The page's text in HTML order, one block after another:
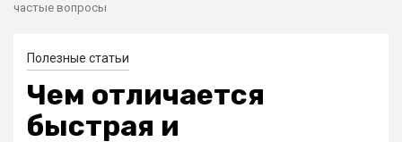
частые вопросы
Полезные статьи
Чем отличается
быстрая и